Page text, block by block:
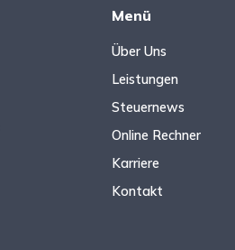
Menü
Über Uns
Leistungen
Steuernews
Online Rechner
Karriere
Kontakt